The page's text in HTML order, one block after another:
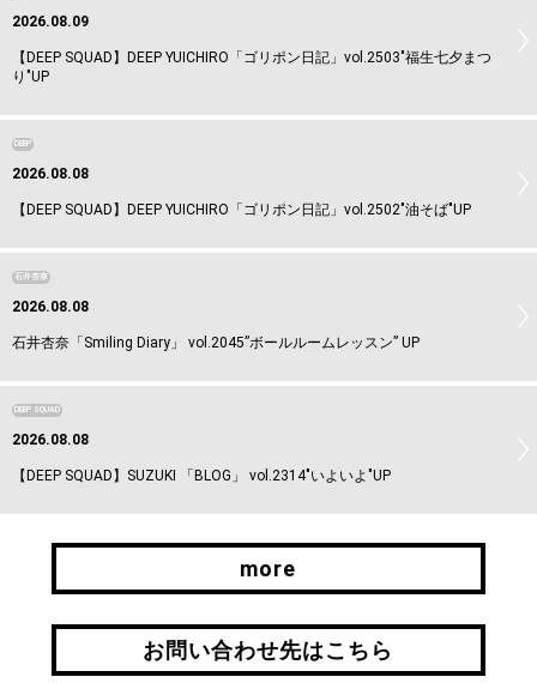
2026.08.09
【DEEP SQUAD】DEEP YUICHIRO「ゴリポン日記」vol.2503"福生七夕まつ
り"UP
DEEP
2026.08.08
【DEEP SQUAD】DEEP YUICHIRO「ゴリポン日記」vol.2502"油そば"UP
石井杏奈
2026.08.08
石井杏奈「Smiling Diary」 vol.2045”ボールルームレッスン” UP
DEEP SQUAD
2026.08.08
【DEEP SQUAD】SUZUKI 「BLOG」 vol.2314"いよいよ"UP
more
more
お問い合わせ先はこちら
お問い合わせ先はこちら